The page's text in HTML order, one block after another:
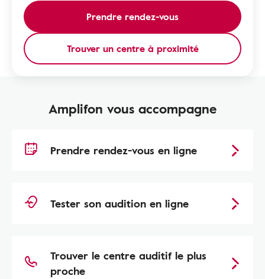
Prendre rendez-vous
Trouver un centre à proximité
Amplifon vous accompagne
Prendre rendez-vous en ligne
Tester son audition en ligne
Trouver le centre auditif le plus
proche